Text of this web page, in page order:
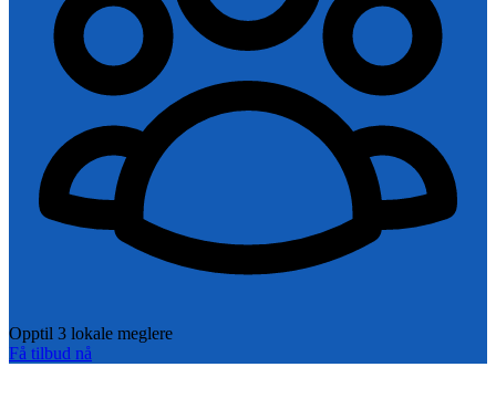
Opptil 3 lokale meglere
Få tilbud nå